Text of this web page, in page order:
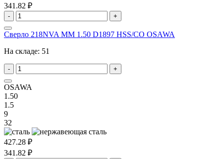
341.82 ₽
- +
Сверло 218NVA MM 1.50 D1897 HSS/CO OSAWA
На складе: 51
- +
OSAWA
1.50
1.5
9
32
427.28 ₽
341.82 ₽